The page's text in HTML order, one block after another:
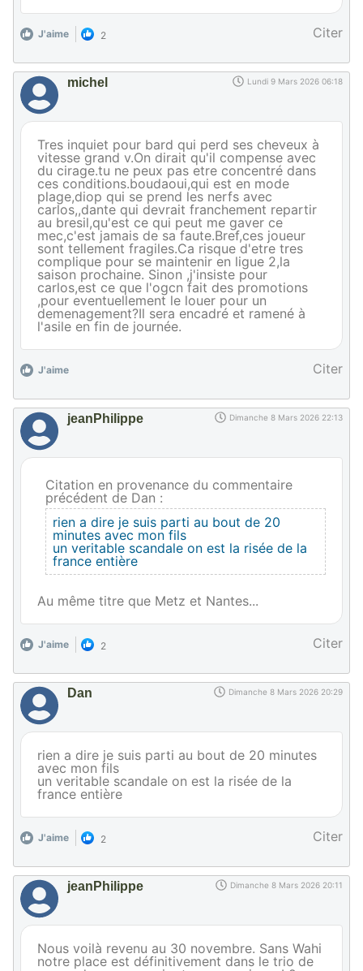
J'aime 2 Citer
michel Lundi 9 Mars 2026 06:18
Tres inquiet pour bard qui perd ses cheveux à
vitesse grand v.On dirait qu'il compense avec
du cirage.tu ne peux pas etre concentré dans
ces conditions.boudaoui,qui est en mode
plage,diop qui se prend les nerfs avec
carlos,,dante qui devrait franchement repartir
au bresil,qu'est ce qui peut me gaver ce
mec,c'est jamais de sa faute.Bref,ces joueur
sont tellement fragiles.Ca risque d'etre tres
complique pour se maintenir en ligue 2,la
saison prochaine. Sinon ,j'insiste pour
carlos,est ce que l'ogcn fait des promotions
,pour eventuellement le louer pour un
demenagement?Il sera encadré et ramené à
l'asile en fin de journée.
J'aime Citer
jeanPhilippe Dimanche 8 Mars 2026 22:13
Citation en provenance du commentaire
précédent de Dan :
rien a dire je suis parti au bout de 20
minutes avec mon fils
un veritable scandale on est la risée de la
france entière
Au même titre que Metz et Nantes...
J'aime 2 Citer
Dan Dimanche 8 Mars 2026 20:29
rien a dire je suis parti au bout de 20 minutes
avec mon fils
un veritable scandale on est la risée de la
france entière
J'aime 2 Citer
jeanPhilippe Dimanche 8 Mars 2026 20:11
Nous voilà revenu au 30 novembre. Sans Wahi
notre place est définitivement dans le trio de